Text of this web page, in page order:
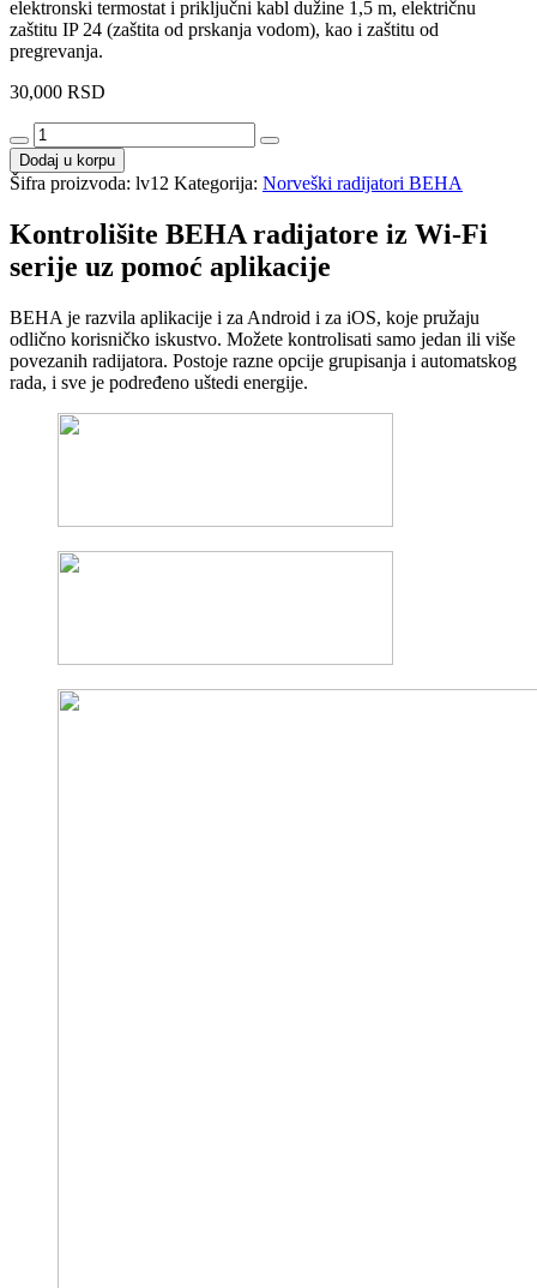
elektronski termostat i priključni kabl dužine 1,5 m, električnu
zaštitu IP 24 (zaštita od prskanja vodom), kao i zaštitu od
pregrevanja.
30,000 RSD
BEHA
Wi-
Fi
LV12
Dodaj u korpu
Šifra proizvoda: lv12 Kategorija: Norveški radijatori BEHA
Kontrolišite BEHA radijatore iz Wi-Fi
serije uz pomoć aplikacije
BEHA je razvila aplikacije i za Android i za iOS, koje pružaju
odlično korisničko iskustvo. Možete kontrolisati samo jedan ili više
povezanih radijatora. Postoje razne opcije grupisanja i automatskog
rada, i sve je podređeno uštedi energije.